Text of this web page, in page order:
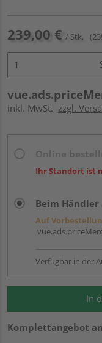
239,00 € / Stk.
inkl. MwSt. zzgl.
Ihr Standort ist
Beim Händler
Auf
Verfügbar in der
In
Komplettangebot